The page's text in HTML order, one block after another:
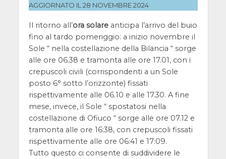
AGGIORNATO IL 28 NOVEMBRE 2024
Il ritorno all’ora solareanticipa l’arrivo del buio
fino al tardo pomeriggio: a inizio novembre il
Sole “ nella costellazione della Bilancia “ sorge
alle ore 06.38 e tramonta alle ore 17.01, con i
crepuscoli civili (corrispondenti a un Sole
posto 6° sotto l’orizzonte) fissati
rispettivamente alle 06.10 e alle 17.30. A fine
mese, invece, il Sole “ spostatosi nella
costellazione di Ofiuco “ sorge alle ore 07.12 e
tramonta alle ore 16:38, con crepuscoli fissati
rispettivamente alle ore 06:41 e 17:09.
Tutto questo ci consente di suddividere le